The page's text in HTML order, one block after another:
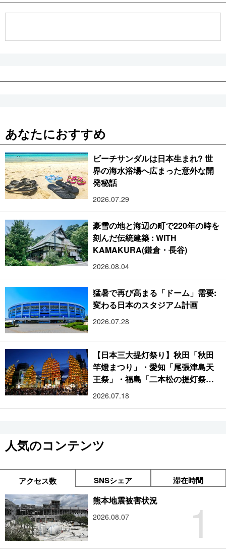
あなたにおすすめ
ビーチサンダルは日本生まれ? 世
界の海水浴場へ広まった意外な開
発秘話
2026.07.29
豪雪の地と海辺の町で220年の時を
刻んだ伝統建築 : WITH
KAMAKURA(鎌倉・長谷)
2026.08.04
猛暑で再び高まる「ドーム」需要:
変わる日本のスタジアム計画
2026.07.28
【日本三大提灯祭り】秋田「秋田
竿燈まつり」・愛知「尾張津島天
王祭」・福島「二本松の提灯祭
り」:おびただしい灯火が夜空を照
2026.07.18
人気のコンテンツ
アクセス数 SNSシェア 滞在時間
1
熊本地震被害状況
2026.08.07